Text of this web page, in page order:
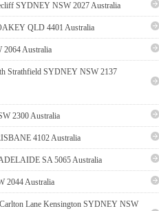
SYDNEY NSW 2027 Australia
QLD 4401 Australia
Australia
Strathfield SYDNEY NSW 2137
2300 Australia
4102 Australia
SA 5065 Australia
2044 Australia
Lane Kensington SYDNEY NSW